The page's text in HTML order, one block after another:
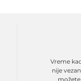
Vreme
nije